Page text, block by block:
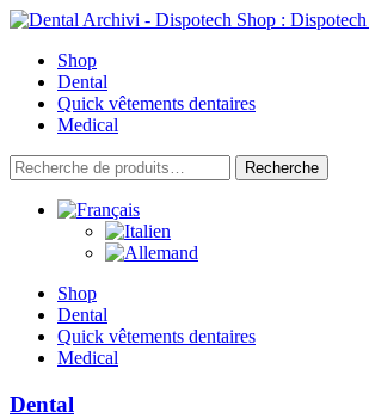
Skip
contentShop
Dental
Quick vêtements dentaires
Medical
Recherche
pour :
Recherche
Shop
Dental
Quick vêtements dentaires
Medical
Dental